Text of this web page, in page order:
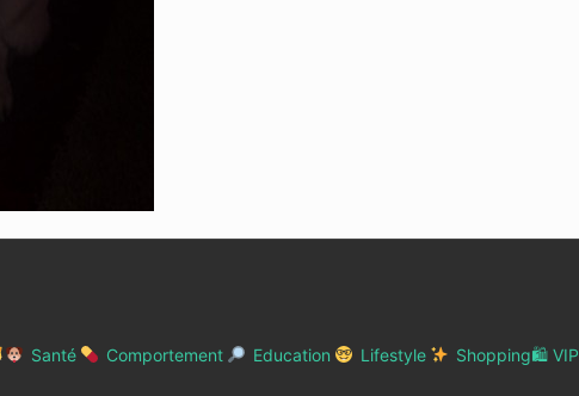
Santé Comportement Education Lifestyle Shopping🛍 VIP